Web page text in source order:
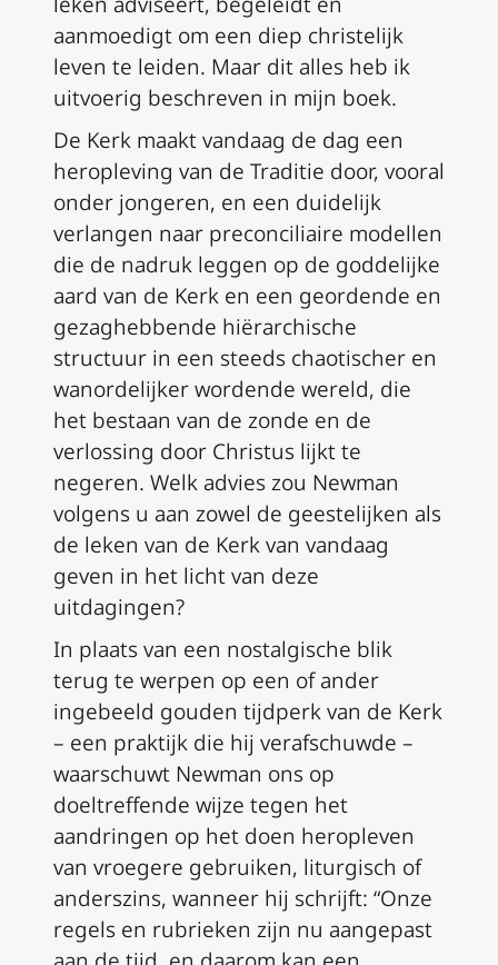
aanmoedigt om een diep christelijk
leven te leiden. Maar dit alles heb ik
uitvoerig beschreven in mijn boek.
De Kerk maakt vandaag de dag een
heropleving van de Traditie door, vooral
onder jongeren, en een duidelijk
verlangen naar preconciliaire modellen
die de nadruk leggen op de goddelijke
aard van de Kerk en een geordende en
gezaghebbende hiërarchische
structuur in een steeds chaotischer en
wanordelijker wordende wereld, die
het bestaan van de zonde en de
verlossing door Christus lijkt te
negeren. Welk advies zou Newman
volgens u aan zowel de geestelijken als
de leken van de Kerk van vandaag
geven in het licht van deze
uitdagingen?
In plaats van een nostalgische blik
terug te werpen op een of ander
ingebeeld gouden tijdperk van de Kerk
– een praktijk die hij verafschuwde –
waarschuwt Newman ons op
doeltreffende wijze tegen het
aandringen op het doen heropleven
van vroegere gebruiken, liturgisch of
anderszins, wanneer hij schrijft: “Onze
regels en rubrieken zijn nu aangepast